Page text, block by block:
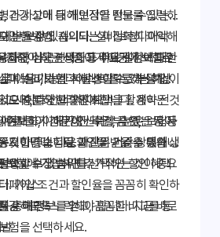
있습니다. '실비보험다이렉
하면 더욱 편리하고 빠르게 정보를 얻
는 보장이 제외되는지 정확히 파악해
생할 수 있는 예상
충분히 고려해야 합니다. 계약 전
어보고, 이해가 안 되는 부분은 보험사
다. 자신의 건강 상태와 생
요한 보장 범위를 선택하는 것이 중요
양한 방법
지해야 하는 상품이기 때문에 보험료
해 설계사
을 활용하는 것
지하면 보험료 할인을 받을 수 있습니
인하
감하도록 노력해야 합니다. 지금 바로
사이트 선택 가이드
존재하기 때문에 신뢰할 수 있는 사이
같은 기준을 통해 신
택할 수 있습니다.
성
페이스
공 여부
보를 얻고, 꼼꼼한 비교를 통
험을 선택하세요.